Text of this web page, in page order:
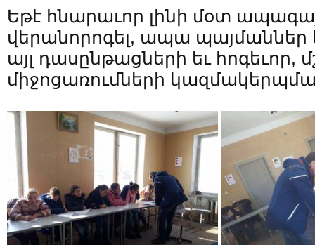
Եթէ հնարաւոր լինի մօտ
վերանորոգել, ապա պայմաններ
այլ դասընթացների եւ հոգեւոր,
միջոցառումների